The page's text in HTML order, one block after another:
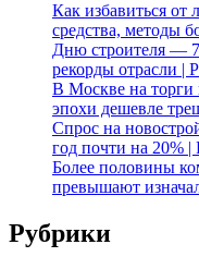
Как избавиться от
средства, методы
Дню строителя —
рекорды отрасли |
В Москве на торги
эпохи дешевле
Спрос на
год почти на 20%
Более половины
превышают
Рубрики